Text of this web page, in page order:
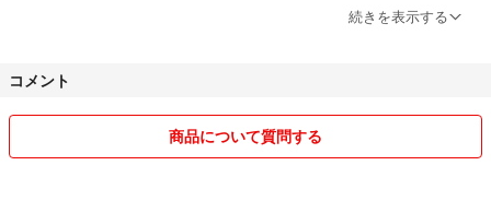
チ、足は24センチ(ヨーロッパサイズ37〜37.5、38)です。
可能であれば当日中に発送しています。
❤時計や貴金属はベビームートンやカシウェア等、傷を付けない素材の
上に置いて撮影しています。
続きを表示する
コメント
商品について質問する